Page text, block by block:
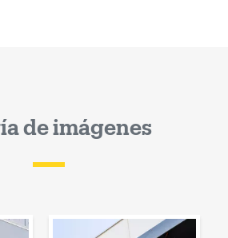
de imágenes